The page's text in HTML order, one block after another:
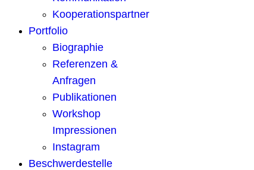
Kooperationspartner
Portfolio
Biographie
Referenzen &
Anfragen
Publikationen
Workshop
Impressionen
Instagram
Beschwerdestelle